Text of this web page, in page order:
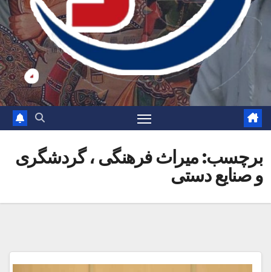
برچسب:میراث فرهنگی ، گردشگری
و صنایع دستی